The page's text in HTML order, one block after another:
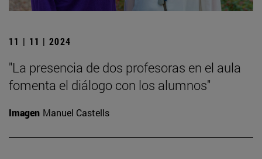
11 | 11 | 2024
"La presencia de dos profesoras en el aula
fomenta el diálogo con los alumnos"
Imagen Manuel Castells